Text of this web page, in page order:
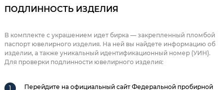
ПОДЛИННОСТЬ ИЗДЕЛИЯ
В комплекте с украшением идет бирка — закрепленный пломбой
паспорт ювелирного изделия. На ней вы найдете информацию об
изделии, а также уникальный идентификационный номер (УИН).
Для проверки подлинности ювелирного изделия:
Перейдите на официальный сайт Федеральной пробирной